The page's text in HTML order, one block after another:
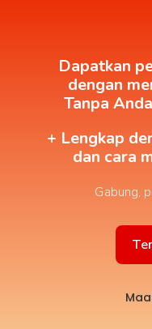
Dapatkan
dengan
Tanpa
+ Lengkap
dan cara
Gabung,